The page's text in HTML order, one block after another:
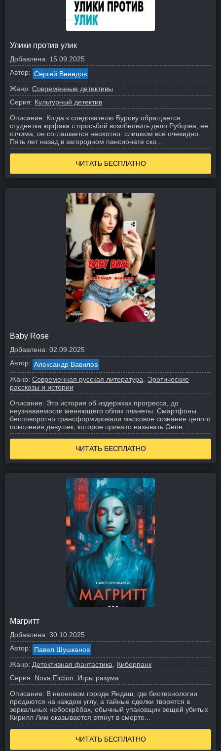
Улики против улик
Добавлена: 15.09.2025
Автор: Сергей Венедов
Жанр: Современные детективы
Серия: Культурный детектив
Описание: Когда к следователю Бурову обращается
студентка юрфака с просьбой возобновить дело Рубцова, её
отчима, он соглашается неохотно: слишком всё очевидно.
Пять лет назад в загородном пансионате ско...
ЧИТАТЬ БЕСПЛАТНО
Baby Rose
Добавлена: 02.09.2025
Автор: Александр Вавилов
Жанр: Современная русская литература
Эротические
рассказы и истории
Описание: Это история об издержках прогресса, до
неузнаваемости меняющего облик планеты. Смартфоны
бесповоротно трансформировали массовое сознание целого
поколения девушек, которое принято называть Gene...
ЧИТАТЬ БЕСПЛАТНО
Магритт
Добавлена: 30.10.2025
Автор: Павел Шушканов
Жанр: Детективная фантастика
Киберпанк
Серия: Nova Fiction. Игры разума
Описание: В неоновом городе Яндаш, где биотехнологии
продаются на каждом углу, а тайные сделки творятся в
зеркальных небоскрёбах, обычный упаковщик вещей убитых
Кирилл Лим оказывается втянут в смерте...
ЧИТАТЬ БЕСПЛАТНО